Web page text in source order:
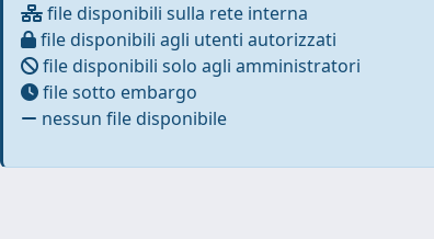
file disponibili sulla rete interna
file disponibili agli utenti autorizzati
file disponibili solo agli amministratori
file sotto embargo
nessun file disponibile